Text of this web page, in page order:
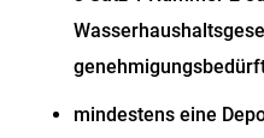
mindestens eine